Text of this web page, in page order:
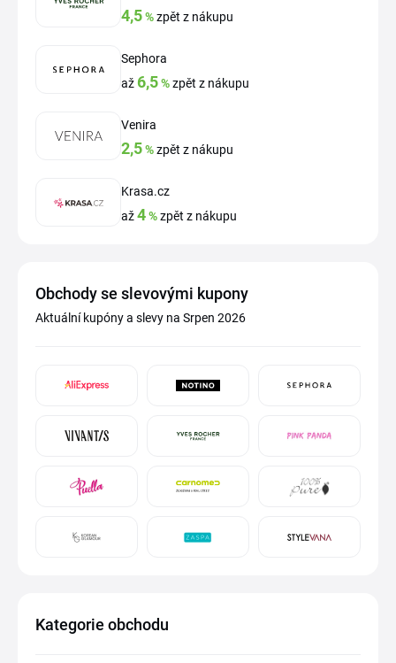
4,5%zpět z nákupu
Sephora
až 6,5%zpět z nákupu
Venira
2,5%zpět z nákupu
Krasa.cz
až4%zpět z nákupu
Obchody se slevovými kupony
Aktuální kupóny a slevy na Srpen 2026
Kategorie obchodu